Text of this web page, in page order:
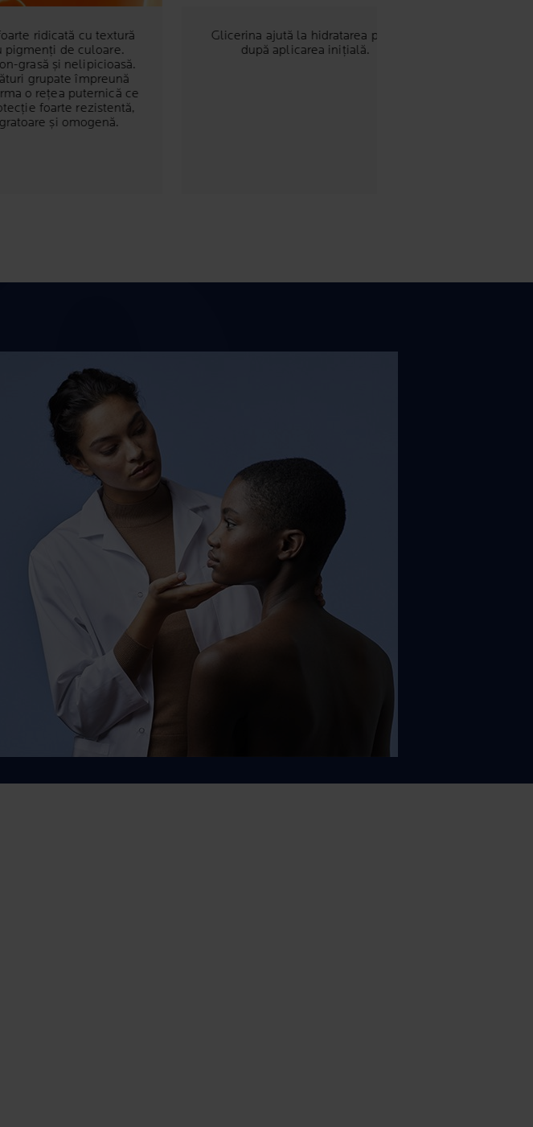
ridicată cu textură
pigmenți de culoare.
grasă și nelipicioasă.
grupate împreună
o rețea puternică ce
foarte rezistentă,
și omogenă.
Glicerina ajută la hidratarea pielii
după aplicarea inițială.